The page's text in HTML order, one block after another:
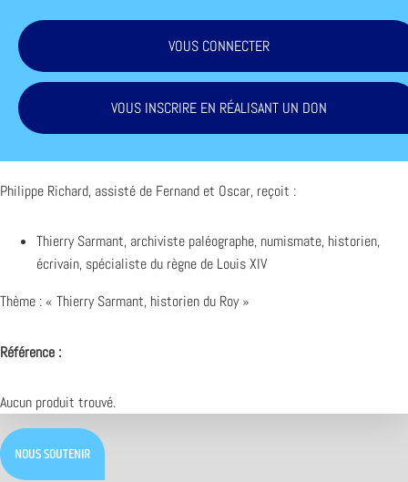
VOUS CONNECTER
VOUS INSCRIRE EN RÉALISANT UN DON
Philippe Richard, assisté de Fernand et Oscar, reçoit :
Thierry Sarmant, archiviste paléographe, numismate, historien,
écrivain, spécialiste du règne de Louis XIV
Thème : « Thierry Sarmant, historien du Roy »
Référence :
Aucun produit trouvé.
NOUS SOUTENIR